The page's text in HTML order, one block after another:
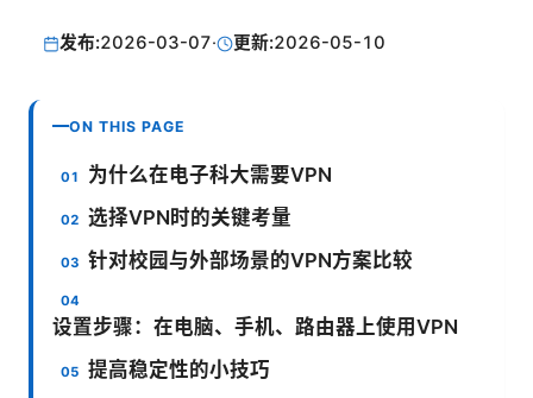
发布:2026-03-07· 更新:2026-05-10
ON THIS PAGE
为什么在电子科大需要VPN
选择VPN时的关键考量
针对校园与外部场景的VPN方案比较
设置步骤：在电脑、手机、路由器上使用VPN
提高稳定性的小技巧